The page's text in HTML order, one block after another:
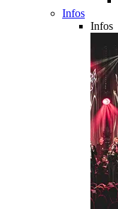
Infos
Infos